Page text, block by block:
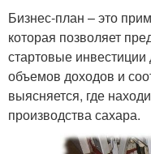
Бизнес-план – это
которая позволяет
стартовые инвестиции
объемов доходов и
выясняется, где
производства сахара.